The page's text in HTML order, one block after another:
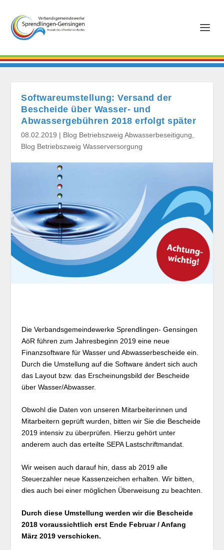
Softwareumstellung: Versand der
Bescheide über Wasser- und
Abwassergebühren 2018 erfolgt später
08.02.2019 | Blog Betriebszweig Abwasserbeseitigung
Blog Betriebszweig Wasserversorgung
Die Verbandsgemeindewerke Sprendlingen- Gensingen
AöR führen zum Jahresbeginn 2019 eine neue
Finanzsoftware für Wasser und Abwasserbescheide ein.
Durch die Umstellung auf die Software ändert sich auch
das Layout bzw. das Erscheinungsbild der Bescheide
über Wasser/Abwasser.
Obwohl die Daten von unseren Mitarbeiterinnen und
Mitarbeitern geprüft wurden, bitten wir Sie die Bescheide
2019 intensiv zu überprüfen. Hierzu gehört unter
anderem auch das erteilte SEPA Lastschriftmandat.
Wir weisen auch darauf hin, dass ab 2019 alle
Steuerzahler neue Kassenzeichen erhalten. Wir bitten,
dies auch bei einer möglichen Überweisung zu beachten.
Durch diese Umstellung werden wir die Bescheide
2018 voraussichtlich erst Ende Februar / Anfang
März 2019 verschicken.